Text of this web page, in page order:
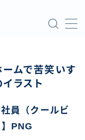
ームで苦笑いす
ラスト
員（クールビ
PNG